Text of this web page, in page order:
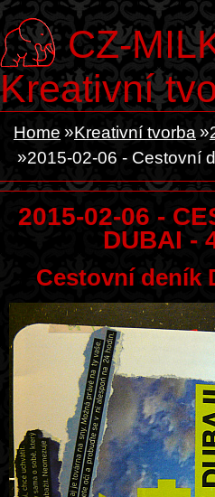
CZ-
Kreativní
Home Kreativní tvorba
2015-02-06 - Cestovní
2015-02-06 -
DUBAI -
Cestovní deník